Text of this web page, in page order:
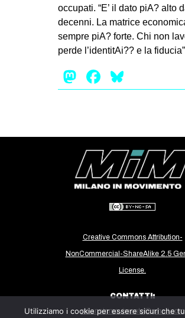
EUROPA
MEDIO ORIENTE
MONDO
EVENTI
tw
bsky
ms
occupati. “E’ il dato piA? alto
decenni. La matrice
sempre piA? forte. Chi non
perde l’identitAi?? e la
Mastodon
Facebook
Creative Commons Attribution-
NonCommercial-ShareAlike 2.5
License.
CONTATTI:
milanoinmovimento@gmail.com
Utilizziamo i cookie per essere sicuri che